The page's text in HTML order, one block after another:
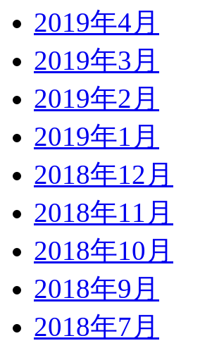
2019年4月
2019年3月
2019年2月
2019年1月
2018年12月
2018年11月
2018年10月
2018年9月
2018年7月